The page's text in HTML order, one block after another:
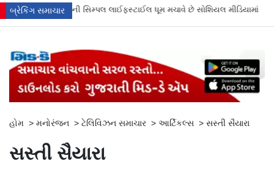
બ્રેકિંગ સમાચાર
મચાવે છે સોશિયલ મીડિયામાં માર્ક ઝુકરબર્ગે માની Metaની ભૂલ, ચાઈલ્ડ
હોમ > મનોરંજન > ટેલિવિઝન સમાચાર > આર્ટિકલ્સ > સસ્તી સૈયારા
સસ્તી સૈયારા